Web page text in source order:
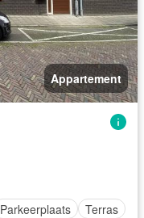
Appartement
Parkeerplaats
Terras